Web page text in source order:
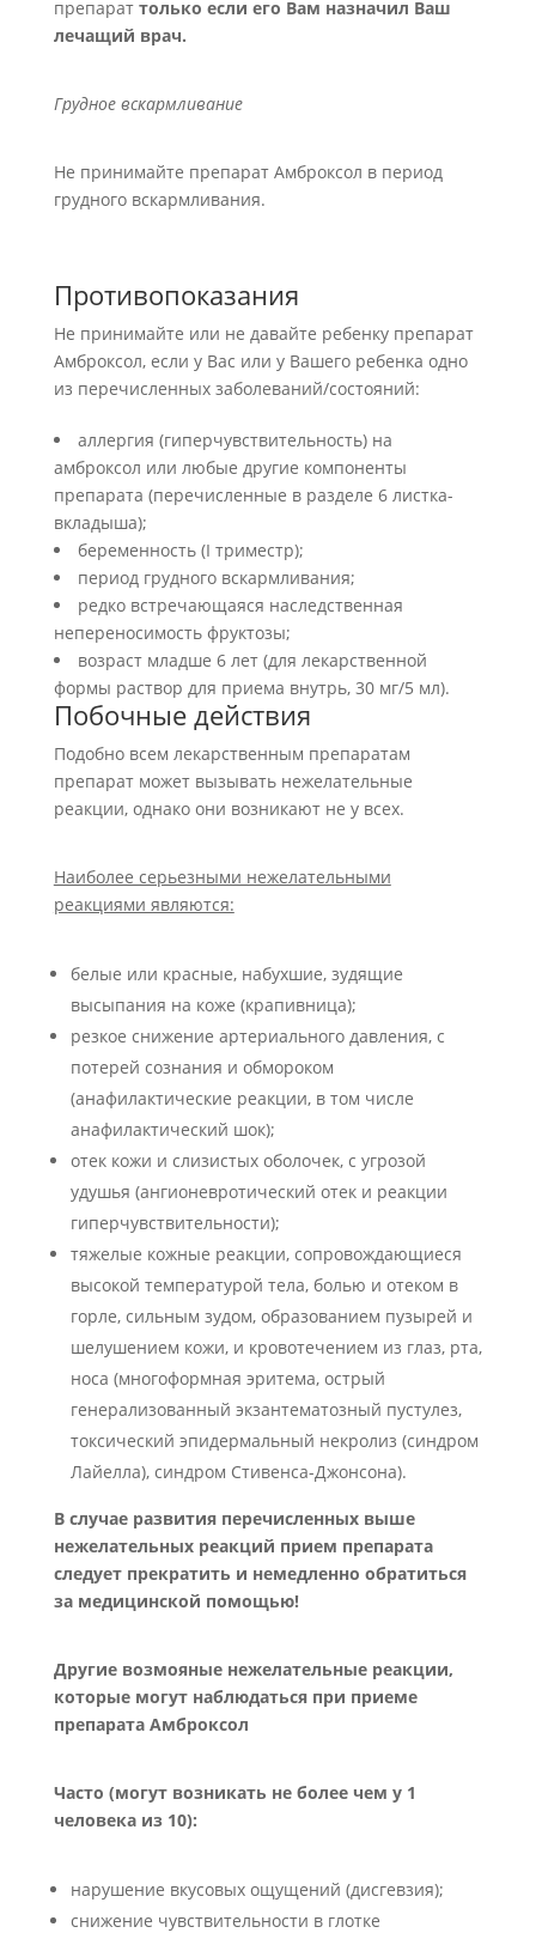
препарат только если его Вам назначил Ваш
лечащий врач.
Грудное вскармливание
Не принимайте препарат Амброксол в период
грудного вскармливания.
Противопоказания
Не принимайте или не давайте ребенку препарат
Амброксол, если у Вас или у Вашего ребенка одно
из перечисленных заболеваний/состояний:
аллергия (гиперчувствительность) на
амброксол или любые другие компоненты
препарата (перечисленные в разделе 6 листка-
вкладыша);
беременность (I триместр);
период грудного вскармливания;
редко встречающаяся наследственная
непереносимость фруктозы;
возраст младше 6 лет (для лекарственной
формы раствор для приема внутрь, 30 мг/5 мл).
Побочные действия
Подобно всем лекарственным препаратам
препарат может вызывать нежелательные
реакции, однако они возникают не у всех.
Наиболее серьезными нежелательными
реакциями являются:
белые или красные, набухшие, зудящие
высыпания на коже (крапивница);
резкое снижение артериального давления, с
потерей сознания и обмороком
(анафилактические реакции, в том числе
анафилактический шок);
отек кожи и слизистых оболочек, с угрозой
удушья (ангионевротический отек и реакции
гиперчувствительности);
тяжелые кожные реакции, сопровождающиеся
высокой температурой тела, болью и отеком в
горле, сильным зудом, образованием пузырей и
шелушением кожи, и кровотечением из глаз, рта,
носа (многоформная эритема, острый
генерализованный экзантематозный пустулез,
токсический эпидермальный некролиз (синдром
Лайелла), синдром Стивенса-Джонсона).
В случае развития перечисленных выше
нежелательных реакций прием препарата
следует прекратить и немедленно обратиться
за медицинской помощью!
Другие возмояные нежелательные реакции,
которые могут наблюдаться при приеме
препарата Амброксол
Часто (могут возникать не более чем у 1
человека из 10):
нарушение вкусовых ощущений (дисгевзия);
снижение чувствительности в глотке